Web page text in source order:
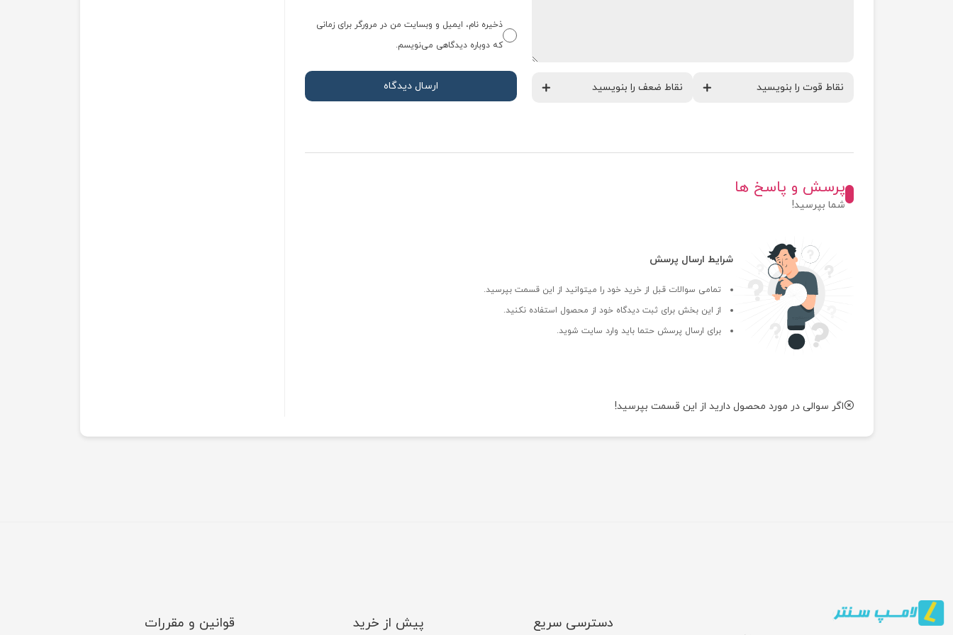
ذخیره نام، ایمیل و وبسایت من در مرورگر برای زمانی
که دوباره دیدگاهی می‌نویسم.
پرسش و پاسخ ها
شما بپرسید!
شرایط ارسال پرسش
تمامی سوالات قبل از خرید خود را میتوانید از این قسمت بپرسید.
از این بخش برای ثبت دیدگاه خود از محصول استفاده نکنید.
برای ارسال پرسش حتما باید وارد سایت شوید.
اگر سوالی در مورد محصول دارید از این قسمت بپرسید!
دسترسی سریع پیش از خرید قوانین و مقررات